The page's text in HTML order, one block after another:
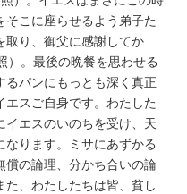
こに座らせるよう弟子た
取り、御父に感謝してか
）。最後の晩餐を思わせる
るパンにもっとも深く真正
スご自身です。わたした
イエスのいのちを受け、天
ります。ミサにあずかる
償の論理、分かち合いの論
、わたしたちは皆、貧し